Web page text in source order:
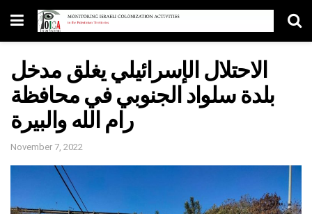
الاحتلال الإسرائيلي يغلق مدخل
بلدة سلواد الجنوبي في محافظة
رام الله والبيرة
November 7, 2022